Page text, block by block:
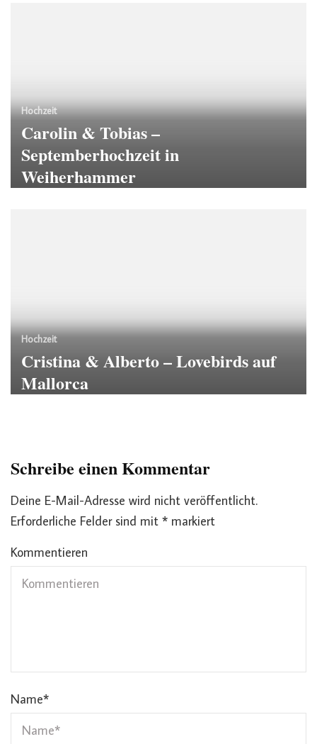
Hochzeit
Carolin & Tobias –
Septemberhochzeit in
Weiherhammer
Hochzeit
Cristina & Alberto – Lovebirds auf
Mallorca
Schreibe einen Kommentar
Deine E-Mail-Adresse wird nicht veröffentlicht.
Erforderliche Felder sind mit * markiert
Kommentieren
Name*